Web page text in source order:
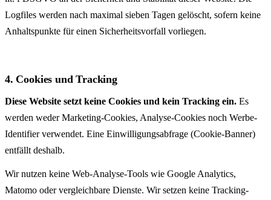
Logfiles werden nach maximal sieben Tagen gelöscht, sofern keine
Anhalts­punkte für einen Sicherheits­vorfall vorliegen.
4. Cookies und Tracking
Diese Website setzt keine Cookies und kein Tracking ein. Es
werden weder Marketing-Cookies, Analyse-Cookies noch Werbe-
Identifier verwendet. Eine Einwilligungs­abfrage (Cookie-Banner)
entfällt deshalb.
Wir nutzen keine Web-Analyse-Tools wie Google Analytics,
Matomo oder vergleichbare Dienste. Wir setzen keine Tracking-